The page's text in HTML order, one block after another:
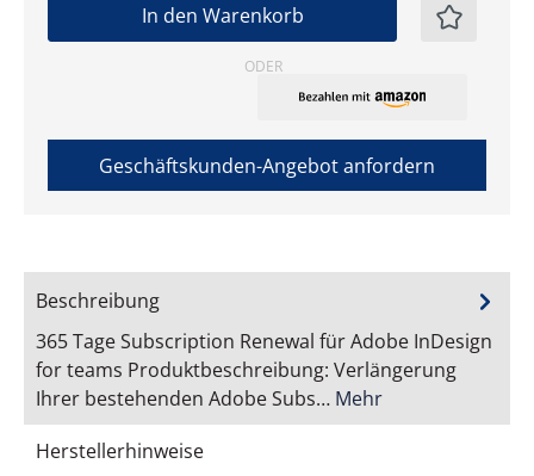
In den Warenkorb
ODER
Geschäftskunden-Angebot anfordern
Beschreibung
365 Tage Subscription Renewal für Adobe InDesign
for teams Produktbeschreibung: Verlängerung
Ihrer bestehenden Adobe Subs… Mehr
Herstellerhinweise